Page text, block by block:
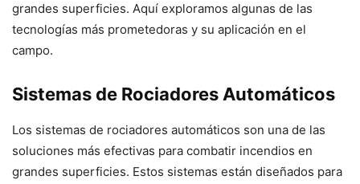
grandes superficies. Aquí exploramos algunas de las
tecnologías más prometedoras y su aplicación en el
campo.
Sistemas de Rociadores Automáticos
Los sistemas de rociadores automáticos son una de las
soluciones más efectivas para combatir incendios en
grandes superficies. Estos sistemas están diseñados para